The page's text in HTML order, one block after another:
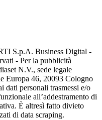
S.p.A. Business Digital -
- Per la pubblicità
N.V., sede legale
Europa 46, 20093 Cologno
dati personali trasmessi e/o
all’addestramento di
È altresì fatto divieto
di data scraping.